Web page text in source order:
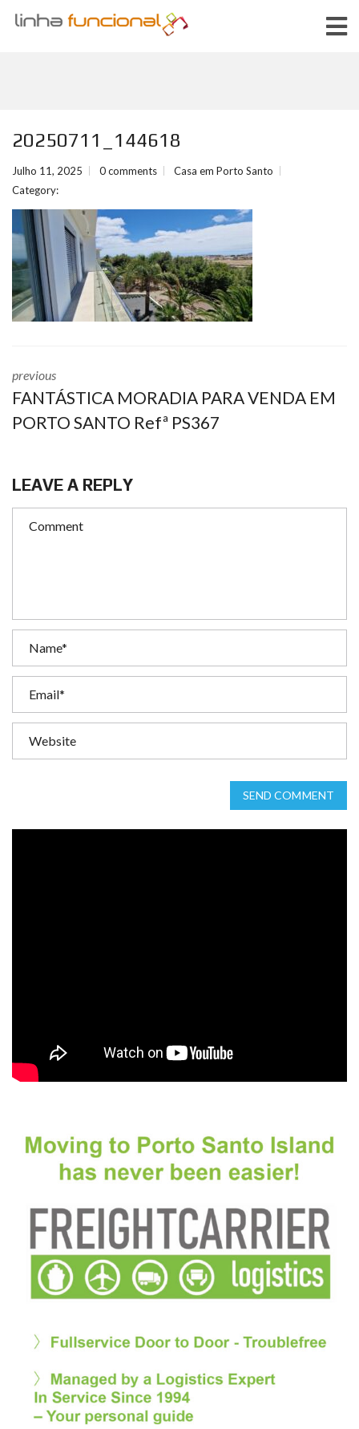
20250711_144618
Julho 11, 2025 0 comments
Casa em Porto Santo
Category:
previous
FANTÁSTICA MORADIA PARA VENDA EM
PORTO SANTO Refª PS367
LEAVE A REPLY
SEND COMMENT